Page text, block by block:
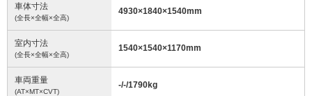
車体寸法
(全長×全幅×全高)
4930×1840×1540mm
室内寸法
(全長×全幅×全高)
1540×1540×1170mm
車両重量
(AT×MT×CVT)
-/-/1790kg